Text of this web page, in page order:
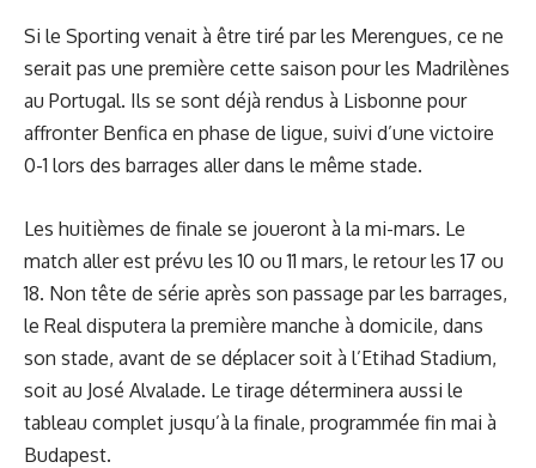
Si le Sporting venait à être tiré par les Merengues, ce ne
serait pas une première cette saison pour les Madrilènes
au Portugal. Ils se sont déjà rendus à Lisbonne pour
affronter Benfica en phase de ligue, suivi d’une victoire
0-1 lors des barrages aller dans le même stade.
Les huitièmes de finale se joueront à la mi-mars. Le
match aller est prévu les 10 ou 11 mars, le retour les 17 ou
18. Non tête de série après son passage par les barrages,
le Real disputera la première manche à domicile, dans
son stade, avant de se déplacer soit à l’Etihad Stadium,
soit au José Alvalade. Le tirage déterminera aussi le
tableau complet jusqu’à la finale, programmée fin mai à
Budapest.